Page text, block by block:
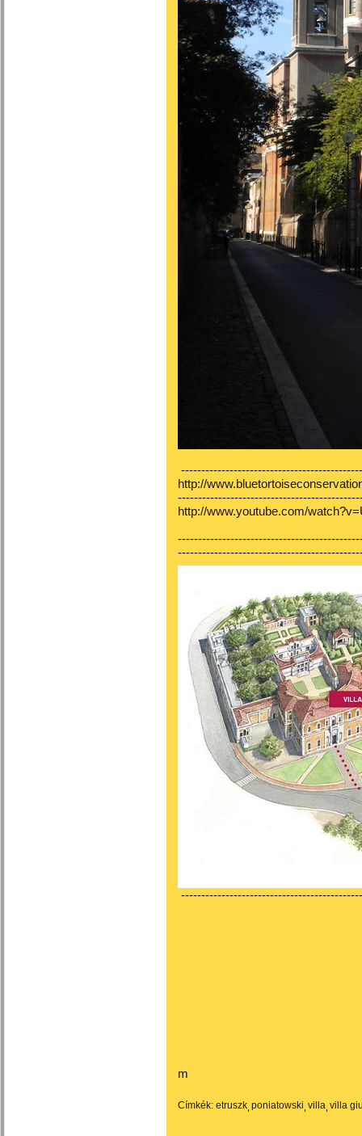
http://
http://www.youtube.com/
m
Címkék: etruszk poniatowski villa villa